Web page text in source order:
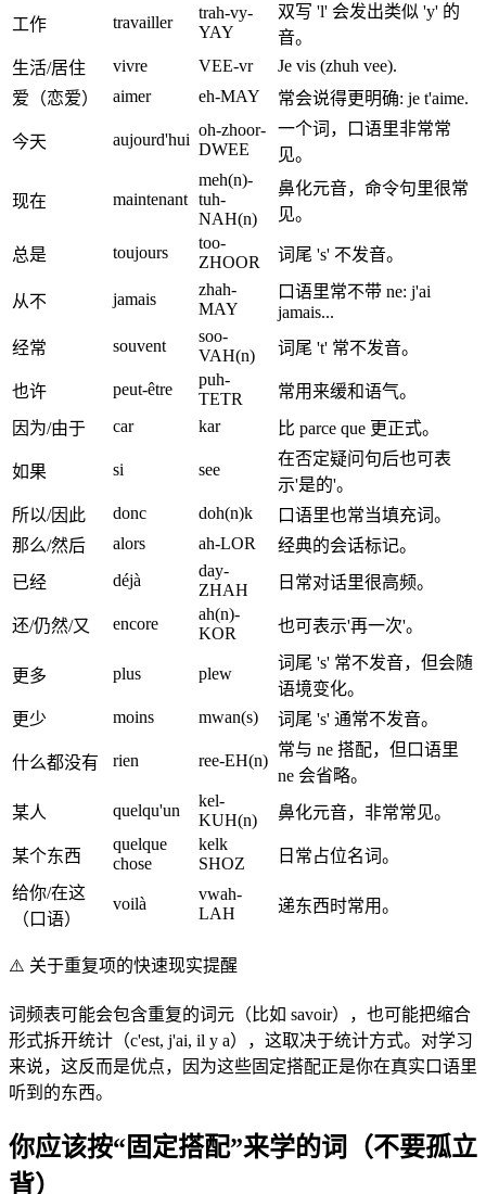
工作 travailler
trah-vy-
YAY
双写 'l' 会发出类似 'y' 的
音。
生活/居住
vivre VEE-vr
Je vis (zhuh vee).
爱（恋爱）
aimer eh-MAY 常会说得更明确: je t'aime.
今天 aujourd'hui
oh-zhoor-
DWEE
一个词，口语里非常常
见。
现在 maintenant
meh(n)-
tuh-
NAH(n)
鼻化元音，命令句里很常
见。
总是 toujours
too-
ZHOOR
词尾 's' 不发音。
从不 jamais
zhah-
MAY
口语里常不带 ne: j'ai
jamais...
经常
souvent
soo-
VAH(n)
词尾 't' 常不发音。
也许 peut-être
puh-
TETR
常用来缓和语气。
因为/由于
car kar 比 parce que 更正式。
如果 si see
在否定疑问句后也可表
示'是的'。
所以/因此
donc doh(n)k
口语里也常当填充词。
那么/然后
alors ah-LOR
经典的会话标记。
已经
déjà
day-
ZHAH
日常对话里很高频。
还/仍然/又 encore
ah(n)-
KOR
也可表示'再一次'。
更多 plus plew
词尾 's' 常不发音，但会随
语境变化。
更少
moins mwan(s) 词尾 's' 通常不发音。
什么都没有 rien ree-EH(n)
常与 ne 搭配，但口语里
ne 会省略。
某人
quelqu'un
kel-
KUH(n)
鼻化元音，非常常见。
某个东西
quelque
chose
kelk
SHOZ
日常占位名词。
给你/在这
（口语）
voilà
vwah-
LAH
递东西时常用。
⚠️ 关于重复项的快速现实提醒
词频表可能会包含重复的词元（比如 savoir），也可能把缩合
形式拆开统计（c'est, j'ai, il y a），这取决于统计方式。对学习
来说，这反而是优点，因为这些固定搭配正是你在真实口语里
听到的东西。
你应该按“固定搭配”来学的词（不要孤立
背）